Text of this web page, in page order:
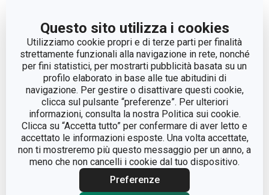
Questo sito utilizza i cookies
Utilizziamo cookie propri e di terze parti per finalità
strettamente funzionali alla navigazione in rete, nonché
per fini statistici, per mostrarti pubblicità basata su un
profilo elaborato in base alle tue abitudini di
navigazione. Per gestire o disattivare questi cookie,
clicca sul pulsante “preferenze”. Per ulteriori
informazioni, consulta la nostra Politica sui cookie.
Clicca su “Accetta tutto” per confermare di aver letto e
accettato le informazioni esposte. Una volta accettate,
non ti mostreremo più questo messaggio per un anno, a
meno che non cancelli i cookie dal tuo dispositivo.
Preferenze
Altri parametri
CATEGORIA condimento
LINEA DI PRODOTTO
FANCY HOME
Stones
MATERIALE ceramica
lattiera/porta